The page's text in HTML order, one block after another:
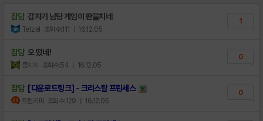
잡담 갑자기 남탕 게임이 판을치네
Tetzel 조회수:111 | 16.12.05
1
잡담 오 떴네!
쿵치치 조회수:54 | 16.12.05
0
잡담 [다운로드링크] - 크리스탈 프린세스
드림키퍼 조회수:129 | 16.12.05
0